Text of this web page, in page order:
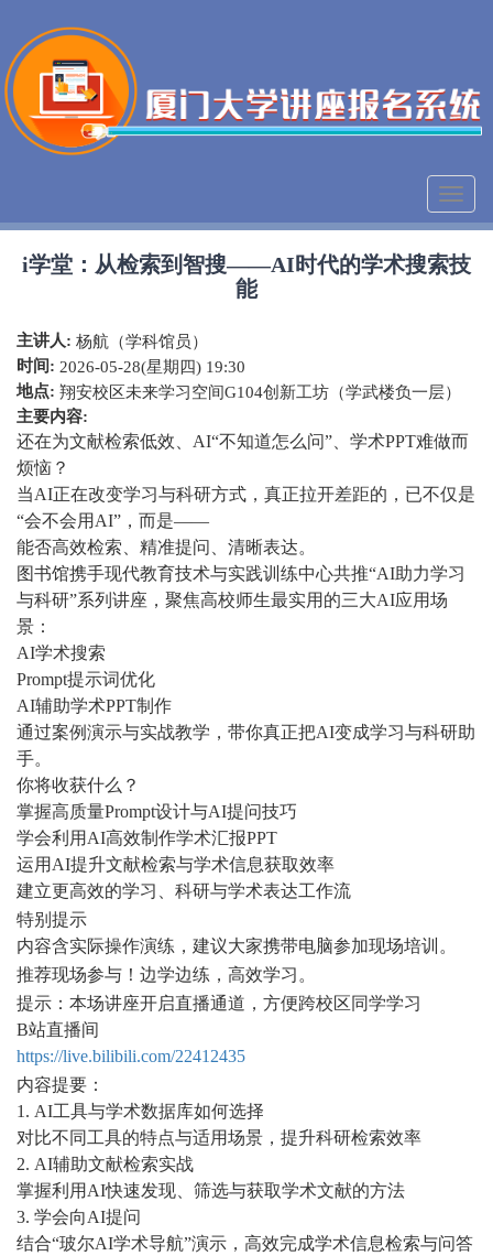
i学堂：从检索到智搜——AI时代的学术搜索技
能
主讲人: 杨航（学科馆员）
时间: 2026-05-28(星期四) 19:30
地点: 翔安校区未来学习空间G104创新工坊（学武楼负一层）
主要内容:
还在为文献检索低效、AI“不知道怎么问”、学术PPT难做而
烦恼？
当AI正在改变学习与科研方式，真正拉开差距的，已不仅是
“会不会用AI”，而是——
能否高效检索、精准提问、清晰表达。
图书馆携手现代教育技术与实践训练中心共推“AI助力学习
与科研”系列讲座，聚焦高校师生最实用的三大AI应用场
景：
AI学术搜索
Prompt提示词优化
AI辅助学术PPT制作
通过案例演示与实战教学，带你真正把AI变成学习与科研助
手。
你将收获什么？
掌握高质量Prompt设计与AI提问技巧
学会利用AI高效制作学术汇报PPT
运用AI提升文献检索与学术信息获取效率
建立更高效的学习、科研与学术表达工作流
特别提示
内容含实际操作演练，建议大家携带电脑参加现场培训。
推荐现场参与！边学边练，高效学习。
提示：本场讲座开启直播通道，方便跨校区同学学习
B站直播间
https://live.bilibili.com/22412435
内容提要：
1. AI工具与学术数据库如何选择
对比不同工具的特点与适用场景，提升科研检索效率
2. AI辅助文献检索实战
掌握利用AI快速发现、筛选与获取学术文献的方法
3. 学会向AI提问
结合“玻尔AI学术导航”演示，高效完成学术信息检索与问答